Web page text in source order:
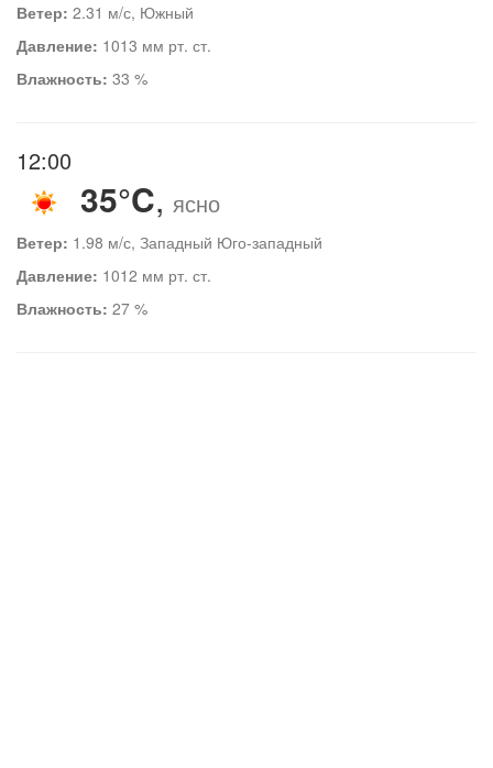
Ветер: 2.31 м/с, Южный
Давление: 1013 мм рт. ст.
Влажность: 33 %
12:00
35°C, ясно
Ветер: 1.98 м/с, Западный Юго-западный
Давление: 1012 мм рт. ст.
Влажность: 27 %